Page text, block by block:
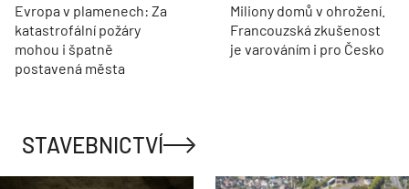
Evropa v plamenech: Za
katastrofální požáry
mohou i špatně
postavená města
Miliony domů v ohrožení.
Francouzská zkušenost
je varováním i pro Česko
STAVEBNICTVÍ